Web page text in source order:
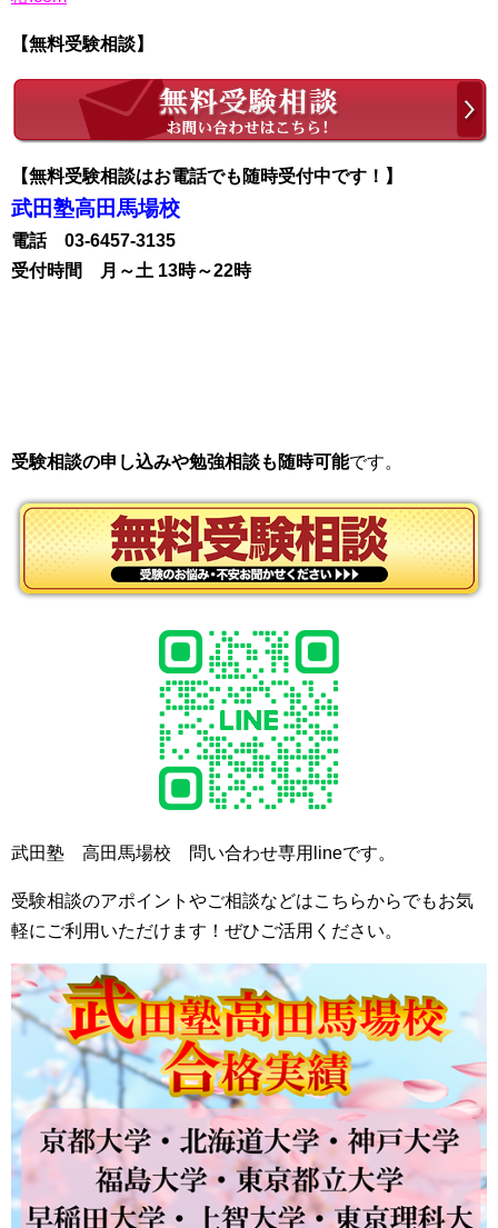
【無料受験相談】
【無料受験相談はお電話でも随時受付中です！】
武田塾高田馬場校
電話 03-6457-3135
受付時間 月～土 13時～22時
受験相談の申し込みや勉強相談も随時可能です。
武田塾 高田馬場校 問い合わせ専用lineです。
受験相談のアポイントやご相談などはこちらからでもお気
軽にご利用いただけます！ぜひご活用ください。